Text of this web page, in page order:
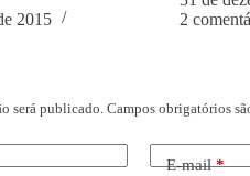
2015
2
será publicado. Campos obrigatórios
E-mail*